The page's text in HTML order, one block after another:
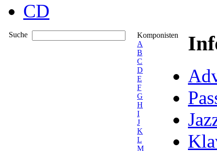
CD
Suche
Komponisten
A
B
C
D
E
F
G
H
I
J
K
L
M